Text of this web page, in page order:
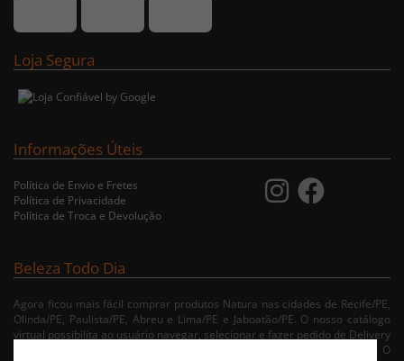
Loja Segura
Informações Úteis
Política de Envio e Fretes
Política de Privacidade
Política de Troca e Devolução
Beleza Todo Dia
Agora ficou mais fácil comprar produtos Natura nas cidades de Recife/PE,
Olinda/PE, Paulista/PE, Abreu e Lima/PE e Jaboatão/PE. O nosso catálogo
virtual possibilita ao usuário navegar, selecionar e fazer pedido de Delivery
no conforto da sua residência. Consulte nossa condições de entrega. O